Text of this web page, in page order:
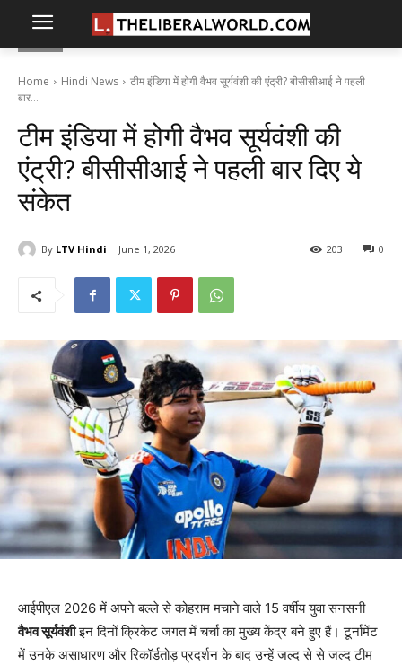
Home Hindi News
टीम इंडिया में होगी वैभव सूर्यवंशी की एंट्री? बीसीसीआई ने पहली
बार...
टीम इंडिया में होगी वैभव सूर्यवंशी की
एंट्री? बीसीसीआई ने पहली बार दिए ये
संकेत
By LTV Hindi June 1, 2026 0
203
आईपीएल 2026 में अपने बल्ले से कोहराम मचाने वाले 15 वर्षीय युवा सनसनी
वैभव सूर्यवंशीइन दिनों क्रिकेट जगत में चर्चा का मुख्य केंद्र बने हुए हैं। टूर्नामेंट
में उनके असाधारण और रिकॉर्डतोड़ प्रदर्शन के बाद उन्हें जल्द से से जल्द टीम